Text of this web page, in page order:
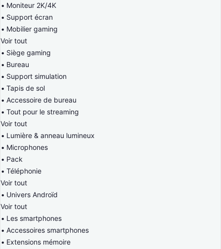
Moniteur 2K/4K
Support écran
Mobilier gaming
Voir tout
Siège gaming
Bureau
Support simulation
Tapis de sol
Accessoire de bureau
Tout pour le streaming
Voir tout
Lumière & anneau lumineux
Microphones
Pack
Téléphonie
Voir tout
Univers Androïd
Voir tout
Les smartphones
Accessoires smartphones
Extensions mémoire